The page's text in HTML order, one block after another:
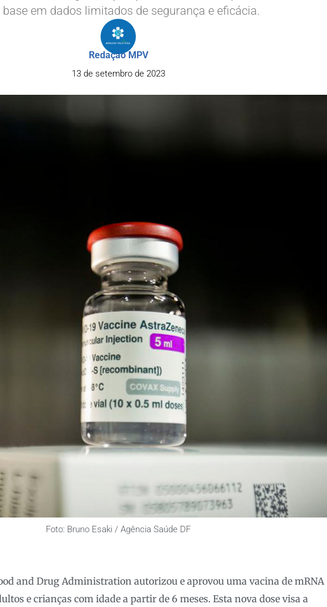
em dados limitados de segurança e eficácia.
Redação MPV
13 de setembro de 2023
Foto: Bruno Esaki / Agência Saúde DF
and Drug Administration autorizou e aprovou uma vacina de mRNA
e crianças com idade a partir de 6 meses. Esta nova dose visa a